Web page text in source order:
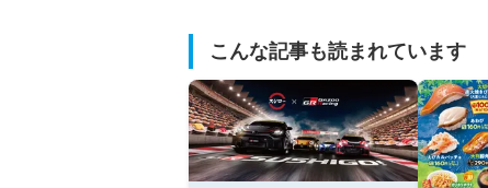
こんな記事も読まれています